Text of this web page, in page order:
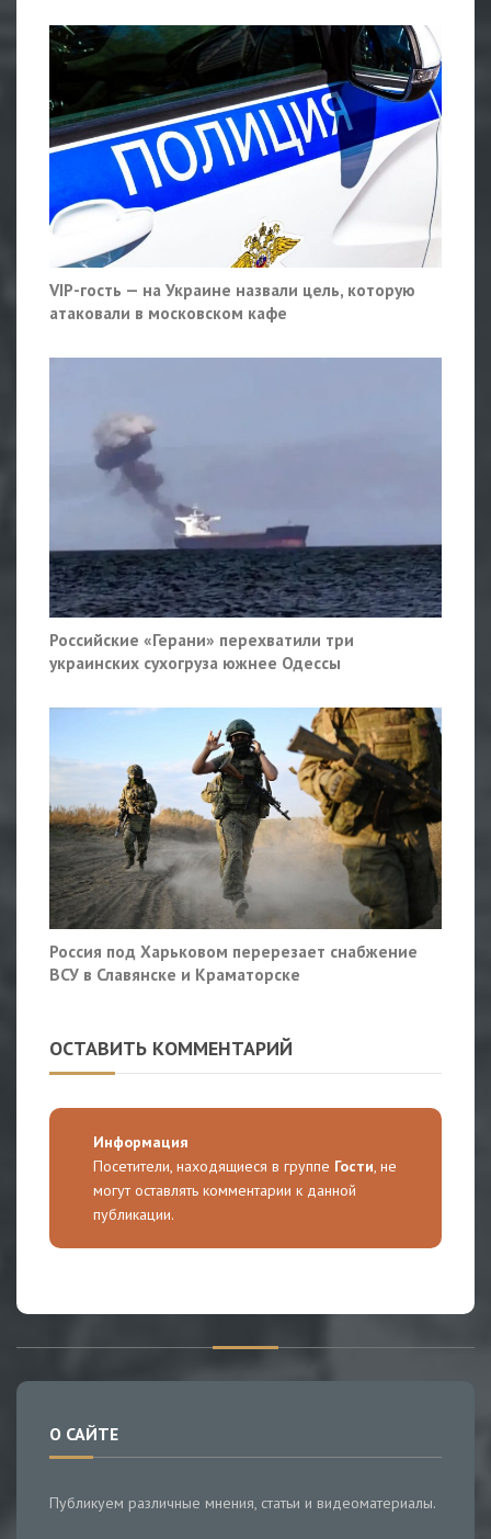
VIP-гость — на Украине назвали цель, которую
атаковали в московском кафе
Российские «Герани» перехватили три
украинских сухогруза южнее Одессы
Россия под Харьковом перерезает снабжение
ВСУ в Славянске и Краматорске
ОСТАВИТЬ КОММЕНТАРИЙ
Информация
Посетители, находящиеся в группе Гости, не
могут оставлять комментарии к данной
публикации.
О САЙТЕ
Публикуем различные мнения, статьи и видеоматериалы.